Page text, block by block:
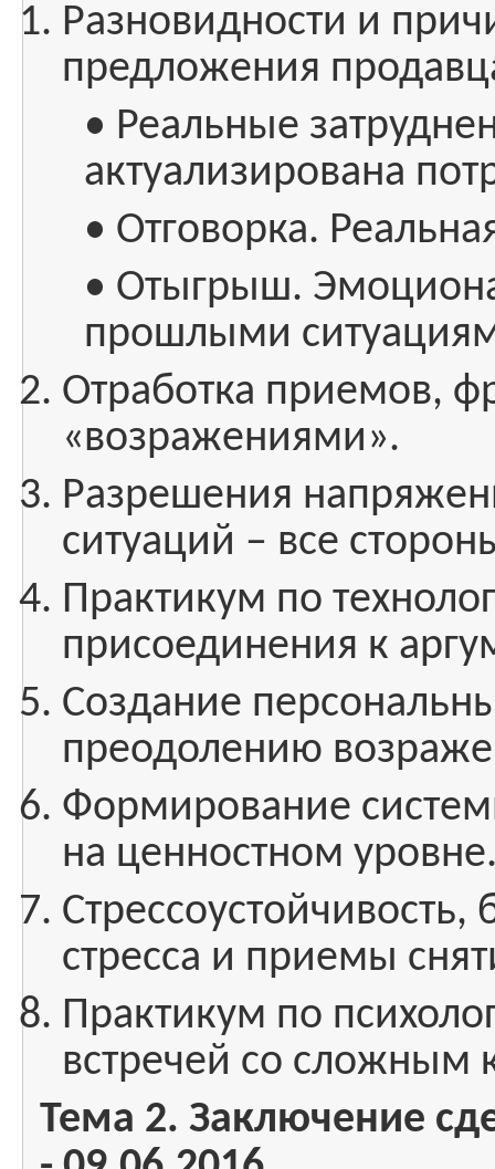
Разновидности и
предложения
• Реальные
актуализирована
• Отговорка.
• Отыгрыш.
прошлыми
Отработка приемов,
«возражениями».
Разрешения
ситуаций – все
Практикум по
присоединения к
Создание
преодолению
Формирование
на ценностном
стресса и приемы
Практикум по
встречей со сложным
Тема 2. Заключение